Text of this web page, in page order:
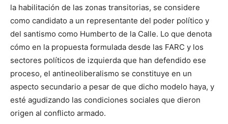
la habilitación de las zonas transitorias, se considere
como candidato a un representante del poder político y
del santismo como Humberto de la Calle. Lo que denota
cómo en la propuesta formulada desde las FARC y los
sectores políticos de izquierda que han defendido ese
proceso, el antineoliberalismo se constituye en un
aspecto secundario a pesar de que dicho modelo haya, y
esté agudizando las condiciones sociales que dieron
origen al conflicto armado.